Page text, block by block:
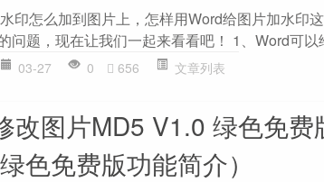
印怎么加到图片上，怎样用Word给图片加水印
问题，现在让我们一起来看看吧！ 1、Word可以
03-27 0 656 文章列表
改图片MD5 V1.0 绿色免
色免费版功能简介）